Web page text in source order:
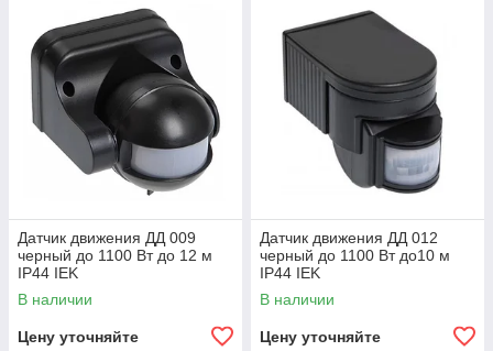
Датчик движения ДД 009
черный до 1100 Вт до 12 м
IP44 IEK
В наличии
Цену уточняйте
Датчик движения ДД 012
черный до 1100 Вт до10 м
IP44 IEK
В наличии
Цену уточняйте